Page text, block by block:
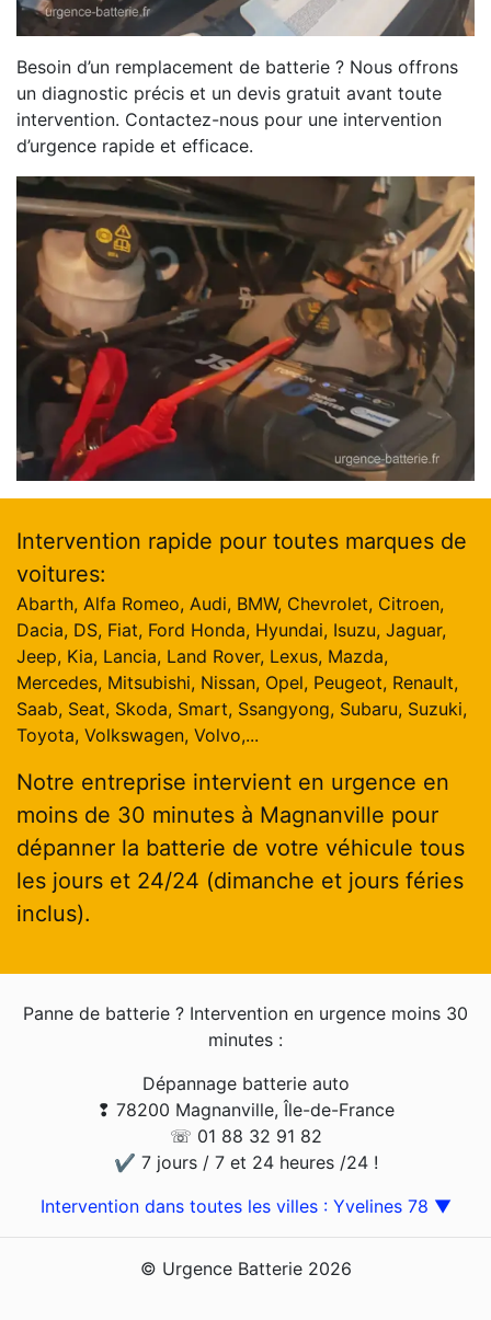
Besoin d’un remplacement de batterie ? Nous offrons
un diagnostic précis et un devis gratuit avant toute
intervention. Contactez-nous pour une intervention
d’urgence rapide et efficace.
Intervention rapide pour toutes marques de
voitures:
Abarth, Alfa Romeo, Audi, BMW, Chevrolet, Citroen,
Dacia, DS, Fiat, Ford Honda, Hyundai, Isuzu, Jaguar,
Jeep, Kia, Lancia, Land Rover, Lexus, Mazda,
Mercedes, Mitsubishi, Nissan, Opel, Peugeot, Renault,
Saab, Seat, Skoda, Smart, Ssangyong, Subaru, Suzuki,
Toyota, Volkswagen, Volvo,...
Notre entreprise intervient en urgence en
moins de 30 minutes à Magnanville pour
dépanner la batterie de votre véhicule tous
les jours et 24/24 (dimanche et jours féries
inclus).
Panne de batterie ? Intervention en urgence moins 30
minutes :
Dépannage batterie auto
❢ 78200 Magnanville, Île-de-France
☏ 01 88 32 91 82
✔ 7 jours / 7 et 24 heures /24 !
Intervention dans toutes les villes : Yvelines 78 ▼
© Urgence Batterie 2026